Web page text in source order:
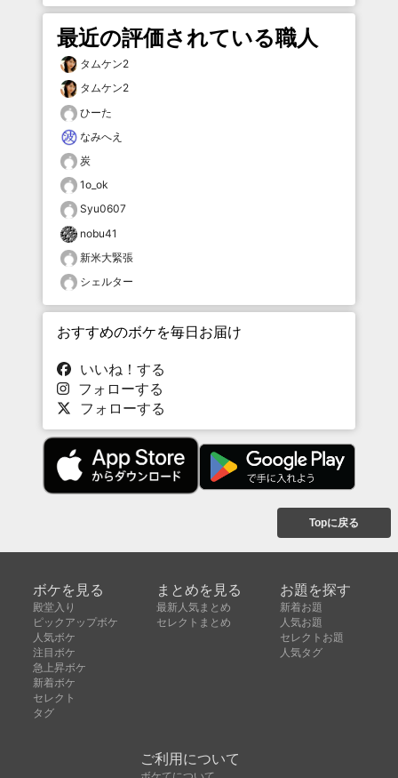
最近の評価されている職人
タムケン2
タムケン2
ひーた
なみへえ
炭
1o_ok
Syu0607
nobu41
新米大緊張
シェルター
おすすめのボケを毎日お届け
いいね！する
フォローする
フォローする
Topに戻る
ボケを見る
殿堂入り
ピックアップボケ
人気ボケ
注目ボケ
急上昇ボケ
新着ボケ
セレクト
タグ
まとめを見る
最新人気まとめ
セレクトまとめ
お題を探す
新着お題
人気お題
セレクトお題
人気タグ
ご利用について